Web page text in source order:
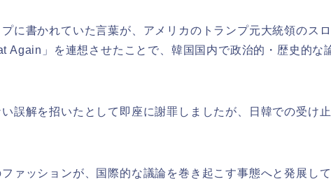
に書かれていた言葉が、アメリカのトランプ元大統領のス
Again」を連想させたことで、韓国国内で政治的・歴史的な
誤解を招いたとして即座に謝罪しましたが、日韓での受け
ァッションが、国際的な議論を巻き起こす事態へと発展して